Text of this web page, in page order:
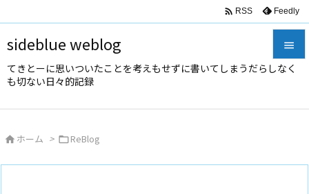
sideblue weblog
てきとーに思いついたことを考えもせずに書いてしまうだらしなく
も切ない日々的記録



 RSS Feedly
 ホーム > ReBlog